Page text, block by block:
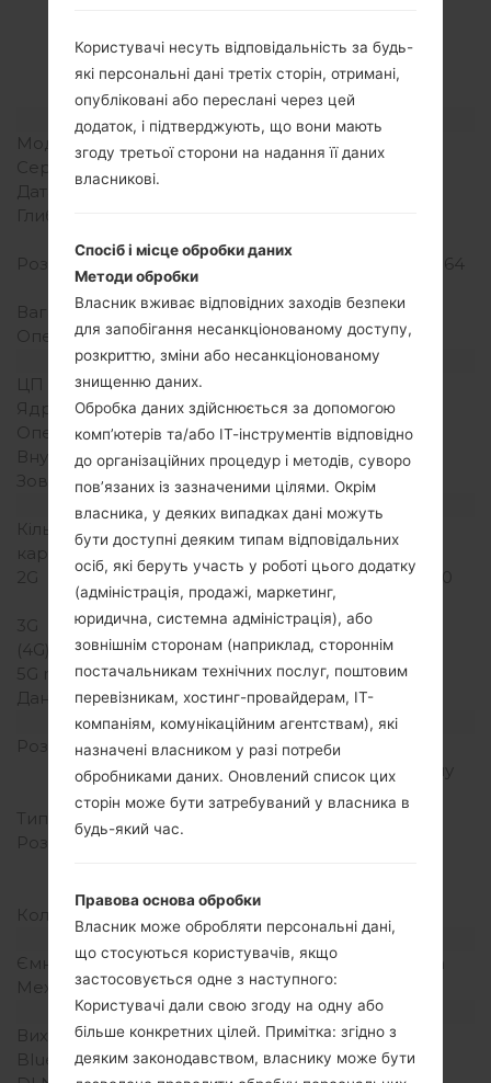
LGA130(LGA130)
Модель та її характеристики
Модель
Серія
LG Others
Дата випуску
Глибина
Розміри (ширина/висота)
92.5 x 47.5 міліметрів (3.64
Вага
86 грам (3.03 унції)
Операційна система
-
Апаратне забезпечення
ЦП (процесор)
Ядра процесора
-
Оперативна память
-
Внутрішня память
5MB
Зовнішня память
microSD, до 2 GB
Мережа та дані
Кількість місць для сім
карт
1 Міні SIM
2G
GSM 850/ 900/1800/1900
MHz
3G
-
(4G) LTE
-
5G network
-
Дані
GPRS/EDGE
Дисплей
Розмір екрану
2.0 in (~28.7%
співвідношення екрану
до тіла)
Тип екрану
Розширення екрану
Кольори екрану
Акамулятор і клавіатура
Ємність акумулятора
Зємний Li-Ion 900 mAh
Механічна клавіатура
Цифрова клавіатура
Інтерфейси
Вихід для аудіо
-
Bluetooth
USB 2.0, A2DP
Користувачі несуть відповідальність за будь-
які персональні дані третіх сторін, отримані,
опубліковані або переслані через цей
додаток, і підтверджують, що вони мають
згоду третьої сторони на надання її даних
власникові.
Спосіб і місце обробки даних
Методи обробки
Власник вживає відповідних заходів безпеки
для запобігання несанкціонованому доступу,
розкриттю, зміни або несанкціонованому
знищенню даних.
Обробка даних здійснюється за допомогою
комп’ютерів та/або ІТ-інструментів відповідно
до організаційних процедур і методів, суворо
пов’язаних із зазначеними цілями. Окрім
власника, у деяких випадках дані можуть
бути доступні деяким типам відповідальних
осіб, які беруть участь у роботі цього додатку
(адміністрація, продажі, маркетинг,
юридична, системна адміністрація), або
зовнішнім сторонам (наприклад, стороннім
постачальникам технічних послуг, поштовим
перевізникам, хостинг-провайдерам, ІТ-
компаніям, комунікаційним агентствам), які
назначені власником у разі потреби
обробниками даних. Оновлений список цих
сторін може бути затребуваний у власника в
будь-який час.
Правова основа обробки
Власник може обробляти персональні дані,
що стосуються користувачів, якщо
застосовується одне з наступного:
Користувачі дали свою згоду на одну або
більше конкретних цілей. Примітка: згідно з
деяким законодавством, власнику може бути